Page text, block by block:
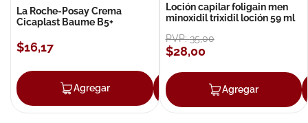
La Roche-Posay Crema
Cicaplast Baume B5+
$16,17
Agregar Agregar
Loción capilar foligain men
minoxidil trixidil loción 59 ml
PVP:35,00
$28,00
Agregar